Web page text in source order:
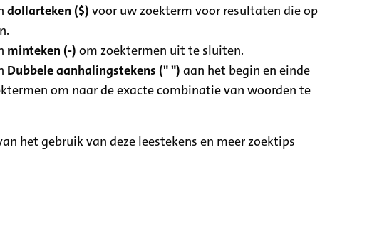
dollarteken ($) voor uw zoekterm voor resultaten die op
minteken (-) om zoektermen uit te sluiten.
Dubbele aanhalingstekens (" ") aan het begin en einde
om naar de exacte combinatie van woorden te
het gebruik van deze leestekens en meer zoektips